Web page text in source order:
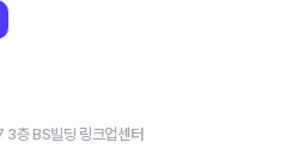
3층 BS빌딩 링크업센터